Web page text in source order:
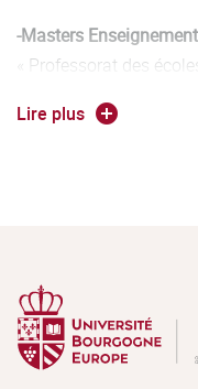
-Masters Enseignement
« Professorat des
d’anglais. Les
repose en grande
consolidation et
enseignements
Lire plus